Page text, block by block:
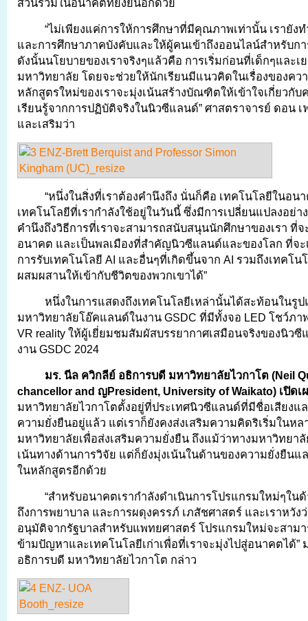
ส่วนร่วมในอนาคตที่ยั่งยืนอีกด้วย
“ไม่เพียงแค่การให้การศึกษาที่มีคุณภาพเท่านั้น เรายังท
และการศึกษาภาคบังคับและให้ผู้คนเข้าถึงออนไลน์สำหรับก
ดังนั้นนโยบายของเราจริงๆแล้วคือ การเริ่มก่อนที่เด็กๆและเ
มหาวิทยาลัย โดยจะช่วยให้นักเรียนมีแนวคิดในเรื่องของคว
หลักสูตรใหม่ของเราจะมุ่งเน้นสร้างบัณฑิตให้เข้าใจเกี่ยวกับ
เรียนรู้จากการปฏิบัติจริงในนิวซีแลนด์” ศาสตราจารย์ ดอน เ
และเสริมว่า
“หนึ่งในสิ่งที่เราต้องคำนึงถึง นั่นก็คือ เทคโนโลยีในอ
เทคโนโลยีที่เรากำลังใช้อยู่ในวันนี้ ซึ่งมีการเปลี่ยนแปลงอย่า
คำนึงถึงวิธีการที่เราจะสามารถสนับสนุนนักศึกษาของเรา ที่
อนาคต และเป็นพลเมืองที่สำคัญนิวซีแลนด์และของโลก ที่จ
การรับเทคโนโลยี AI และอื่นๆที่เกิดขึ้นจาก AI รวมถึงเทคโ
ผสมผสานให้เข้ากับชีวิตของพวกเขาได้”
หนึ่งในการแสดงถึงเทคโนโลยีเหล่านั้นได้สะท้อนในรู
มหาวิทยาลัยโอ๊คแลนด์ในงาน GSDC ที่มีทั้งจอ LED โชว์ภา
VR reality ให้ผู้เยี่ยมชมสัมผัสบรรยากาศเสมือนจริงของนิว
งาน GSDC 2024
มร. นีล ควิกลีย์ อธิการบดี มหาวิทยาลัยไวกาโต (Neil
chancellor and ญPresident, University of Waikato) เปิดเ
มหาวิทยาลัยไวกาโตตั้งอยู่ที่ประเทศนิวซีแลนด์ที่มีชื่อเสียงแ
ความยั่งยืนอยู่แล้ว แต่เราก็ยังคงส่งเสริมความคิดริเริ่มในห
มหาวิทยาลัยเพื่อส่งเสริมความยั่งยืน ถึงแม้ว่าทางมหาวิทยา
เน้นทางด้านการวิจัย แต่ก็ยังมุ่งเน้นในด้านของความยั่งยืนแ
ในหลักสูตรอีกด้วย
“สำหรับอนาคตเรากำลังดำเนินการโปรแกรมใหม่ๆใน
ถึงการพยาบาล และการผดุงครรภ์ เภสัชศาสตร์ และเราหวัง
อนุมัติจากรัฐบาลสำหรับแพทยศาสตร์ โปรแกรมใหม่จะสามา
ข้ามปัญหาและเทคโนโลยีเก่าเพื่อที่เราจะมุ่งไปสู่อนาคตได้”
อธิการบดี มหาวิทยาลัยไวกาโต กล่าว